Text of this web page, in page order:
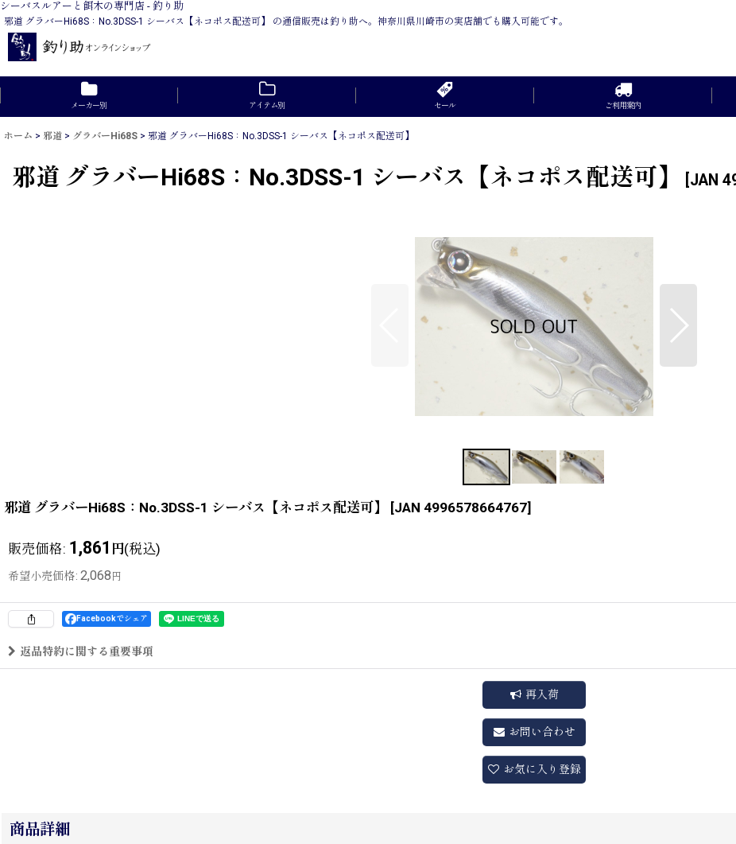
シーバスルアーと餌木の専門店 - 釣り助
邪道 グラバーHi68S：No.3DSS-1 シーバス【ネコポス配送可】 の通信販売は釣り助へ。神奈川県川崎市の実店舗でも購入可能です。
メーカー別 アイテム別 セール ご利用案内
ホーム > 邪道 > グラバーHi68S > 邪道 グラバーHi68S：No.3DSS-1 シーバス【ネコポス配送可】
邪道 グラバーHi68S：No.3DSS-1 シーバス【ネコポス配送可】 JAN
邪道 グラバーHi68S：No.3DSS-1 シーバス【ネコポス配送可】 [JAN 4996578664767]
販売価格: 1,861 円(税込)
希望小売価格: 2,068 円
Facebookでシェア
返品特約に関する重要事項
再入荷
お問い合わせ
お気に入り登録
商品詳細